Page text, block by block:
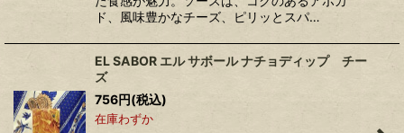
ド、風味豊かなチーズ、ピリッとスパ…
EL SABOR エル サボール ナチョディップ チー
ズ
756円(税込)
在庫わずか